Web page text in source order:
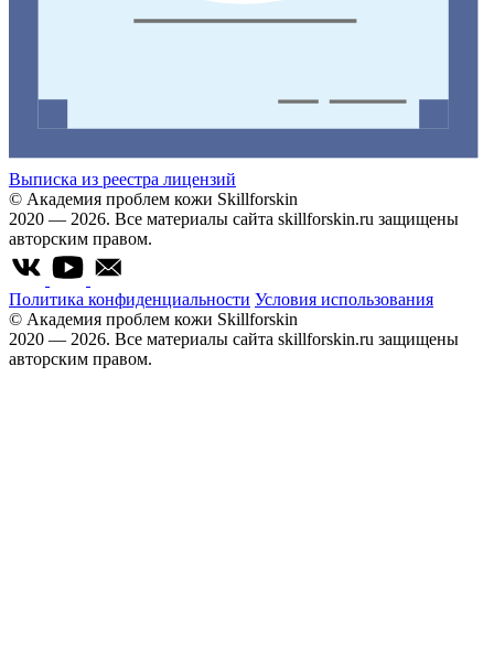
Выписка из реестра лицензий
© Академия проблем кожи Skillforskin
2020 — 2026. Все материалы сайта skillforskin.ru защищены
авторским правом.
Политика конфиденциальности Условия использования
© Академия проблем кожи Skillforskin
2020 — 2026. Все материалы сайта skillforskin.ru защищены
авторским правом.